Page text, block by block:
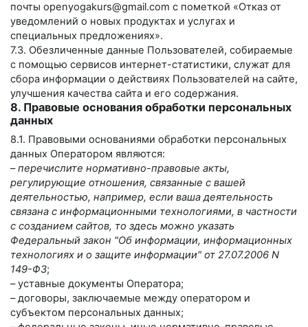
почты openyogakurs@gmail.com с пометкой «Отказ от
уведомлений о новых продуктах и услугах и
специальных предложениях».
7.3. Обезличенные данные Пользователей, собираемые
с помощью сервисов интернет-статистики, служат для
сбора информации о действиях Пользователей на сайте,
улучшения качества сайта и его содержания.
8. Правовые основания обработки персональных
данных
8.1. Правовыми основаниями обработки персональных
данных Оператором являются:
–перечислите нормативно-правовые акты,
регулирующие отношения, связанные с вашей
деятельностью, например, если ваша деятельность
связана с информационными технологиями, в частности
с созданием сайтов, то здесь можно указать
Федеральный закон "Об информации, информационных
технологиях и о защите информации" от 27.07.2006 N
149-ФЗ;
– уставные документы Оператора;
– договоры, заключаемые между оператором и
субъектом персональных данных;